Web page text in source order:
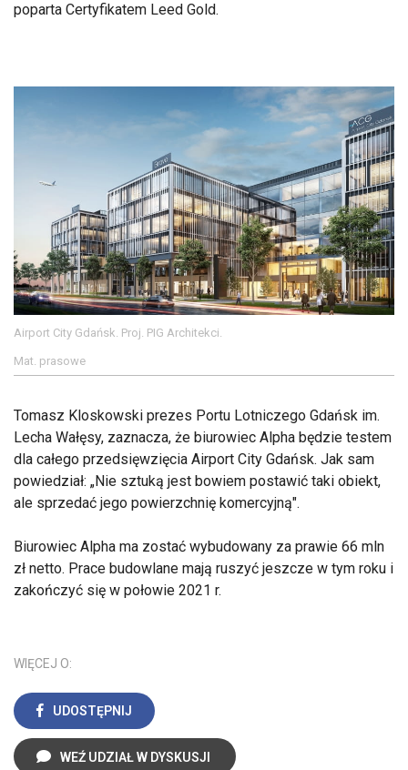
poparta Certyfikatem Leed Gold.
Airport City Gdańsk. Proj. PIG Architekci.
Mat. prasowe
Tomasz Kloskowski prezes Portu Lotniczego Gdańsk im.
Lecha Wałęsy, zaznacza, że biurowiec Alpha będzie testem
dla całego przedsięwzięcia Airport City Gdańsk. Jak sam
powiedział: „Nie sztuką jest bowiem postawić taki obiekt,
ale sprzedać jego powierzchnię komercyjną".
Biurowiec Alpha ma zostać wybudowany za prawie 66 mln
zł netto. Prace budowlane mają ruszyć jeszcze w tym roku i
zakończyć się w połowie 2021 r.
WIĘCEJ O:
UDOSTĘPNIJ
WEŹ UDZIAŁ W DYSKUSJI